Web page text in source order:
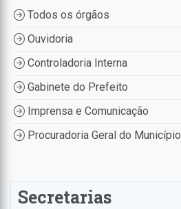
Todos os órgãos
Ouvidoria
Controladoria Interna
Gabinete do Prefeito
Imprensa e Comunicação
Procuradoria Geral do Município
Secretarias